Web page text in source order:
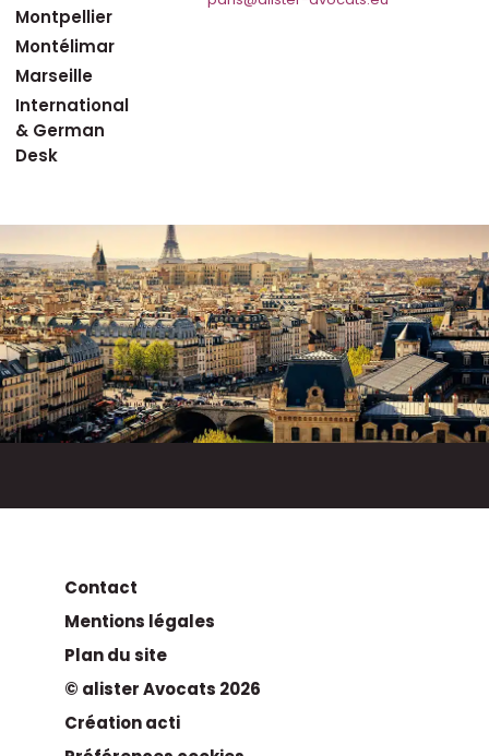
Montpellier
Montélimar
Marseille
International
& German
Desk
Contact
Mentions légales
Plan du site
© alister Avocats 2026
Création acti